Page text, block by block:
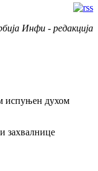
Инфи - редакција
испуњен духом
захвалнице